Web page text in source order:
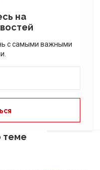
на
с самыми важными
теме